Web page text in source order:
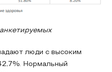
люди с высоким
Нормальный